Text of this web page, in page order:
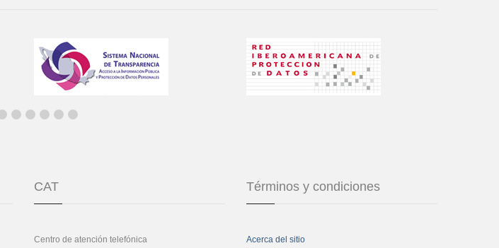
CAT
Centro de atención telefónica
Términos y condiciones
Acerca del sitio